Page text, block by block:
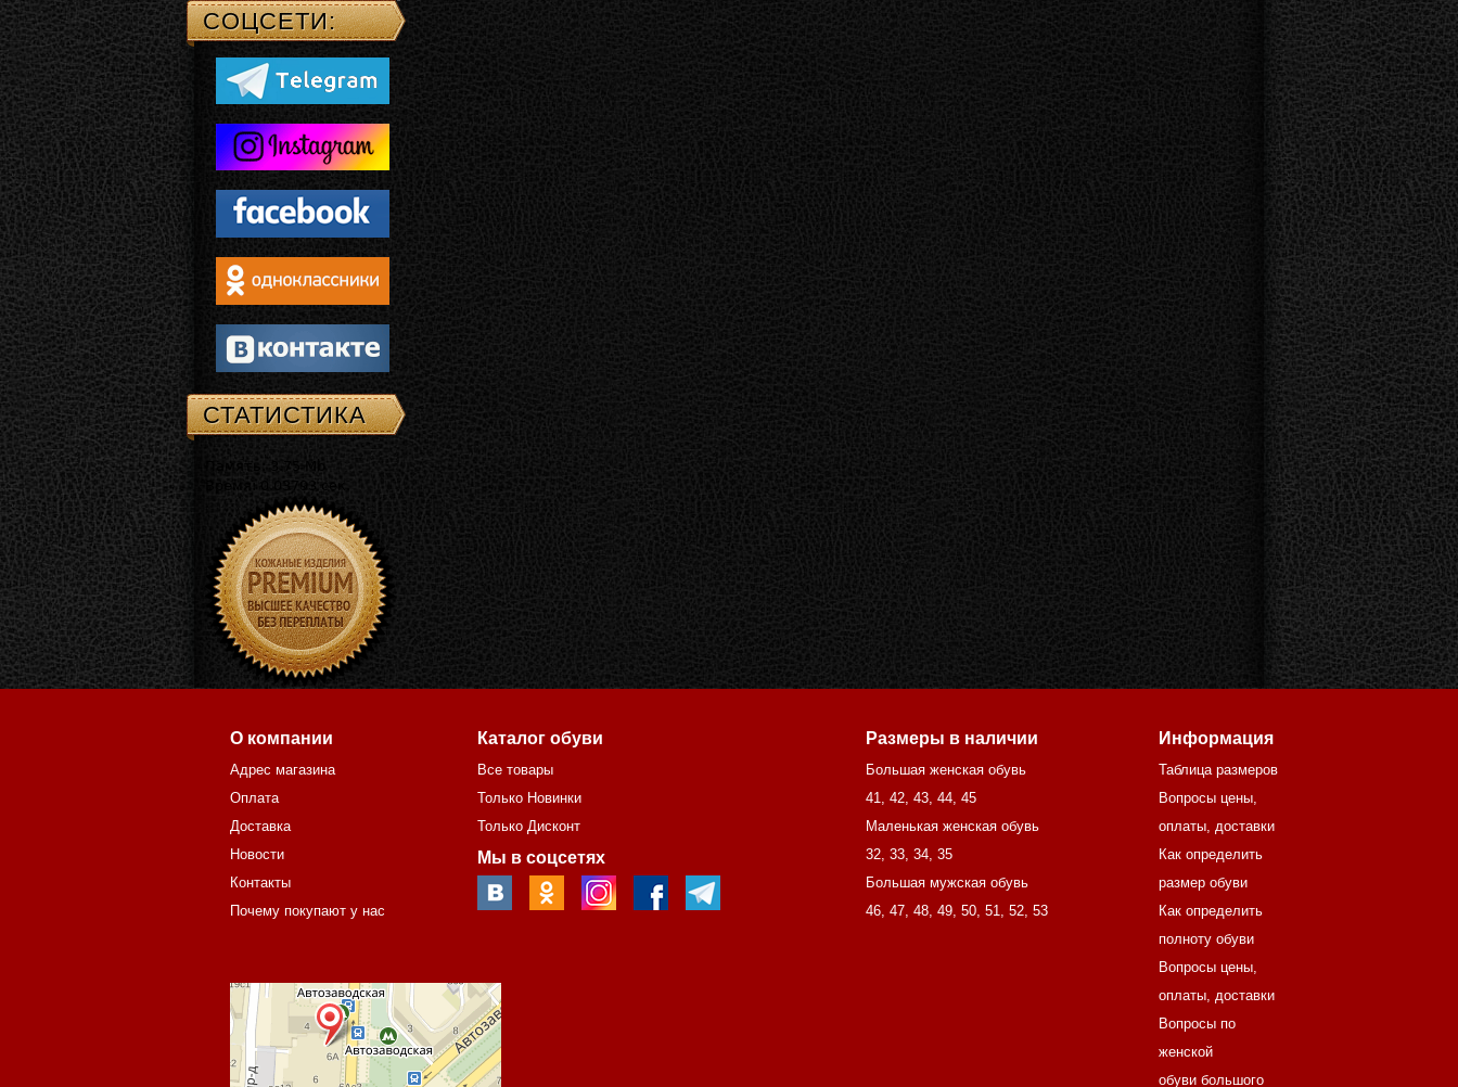
СОЦСЕТИ:
СТАТИСТИКА
Память: 3.75 Mb
Время: 0.03793 сек.
О компании
Адрес магазина
Оплата
Доставка
Новости
Контакты
Почему покупают у нас
Каталог обуви
Все товары
Только Новинки
Только Дисконт
Мы в соцсетях
Размеры в наличии
Большая женская обувь
41, 42, 43, 44, 45
Маленькая женская обувь
32, 33, 34, 35
Большая мужская обувь
46, 47, 48, 49, 50, 51, 52, 53
Информация
Таблица размеров
Вопросы цены,
оплаты, доставки
Как определить
размер обуви
Как определить
полноту обуви
Вопросы цены,
оплаты, доставки
Вопросы по
женской
обуви большого